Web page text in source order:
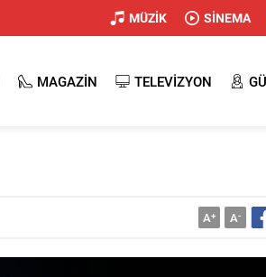
MÜZİK SİNEMA
MAGAZİN TELEVİZYON
A+ A-